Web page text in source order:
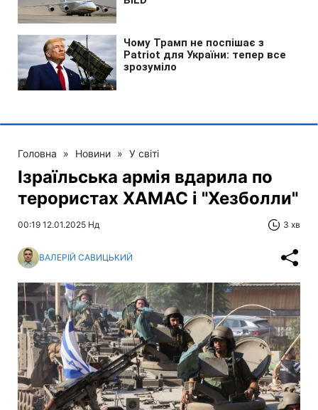
Головна » Новини » У світі
Ізраїльська армія вдарила по
терористах ХАМАС і "Хезболли"
00:19 12.01.2025 Нд 3 хв
ВАЛЕРІЙ САВИЦЬКИЙ